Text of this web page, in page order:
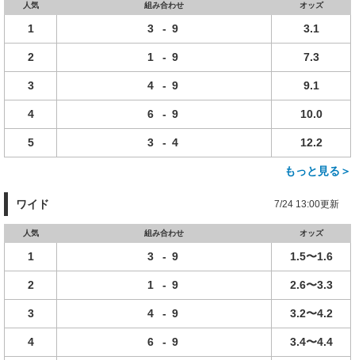
人気 組み合わせ オッズ
1 3 - 9 3.1
2 1 - 9 7.3
3 4 - 9 9.1
4 6 - 9 10.0
5 3 - 4 12.2
もっと見る＞
ワイド 7/24 13:00更新
人気 組み合わせ オッズ
1 3 - 9 1.5〜1.6
2 1 - 9 2.6〜3.3
3 4 - 9 3.2〜4.2
4 6 - 9 3.4〜4.4